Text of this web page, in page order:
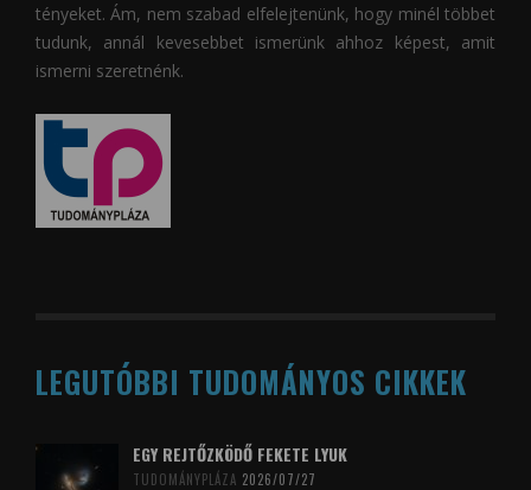
tényeket. Ám, nem szabad elfelejtenünk, hogy minél többet
tudunk, annál kevesebbet ismerünk ahhoz képest, amit
ismerni szeretnénk.
LEGUTÓBBI TUDOMÁNYOS CIKKEK
EGY REJTŐZKÖDŐ FEKETE LYUK
TUDOMÁNYPLÁZA 2026/07/27